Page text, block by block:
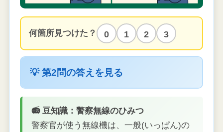
何箇所見つけた？ 0 1 2 3
💡 第2問の答えを見る
📻 豆知識：警察無線のひみつ
警察官が使う無線機は、一般(いっぱん)の